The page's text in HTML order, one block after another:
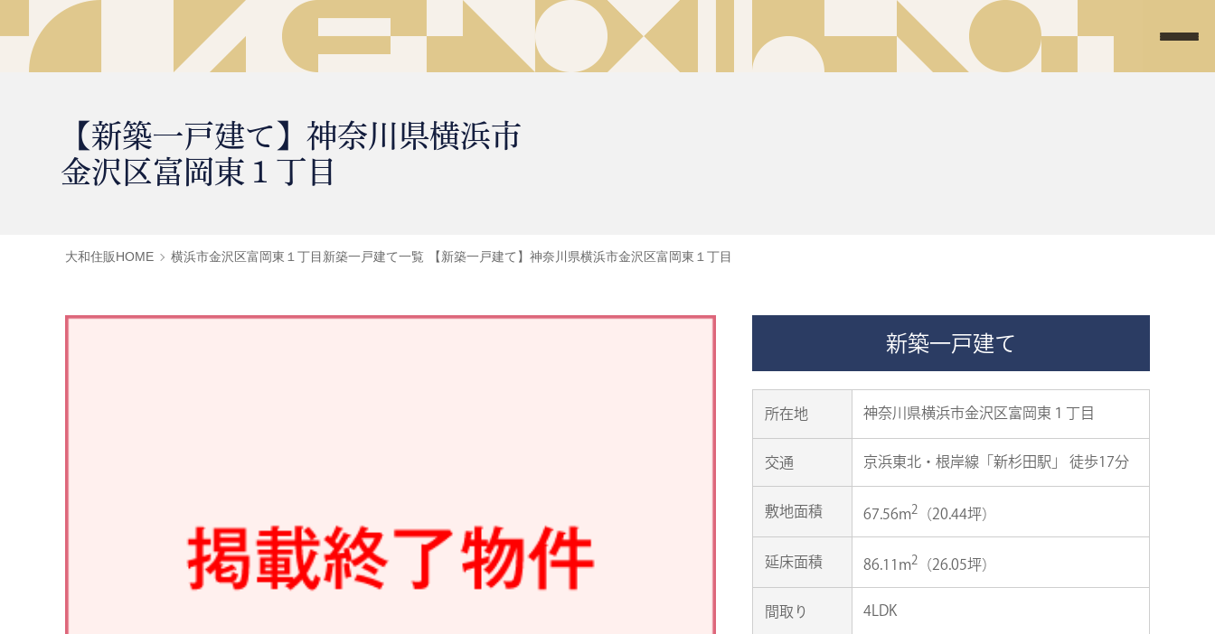
【新築一戸建て】神奈川県横浜市
金沢区富岡東１丁目
大和住販HOME 横浜市金沢区富岡東１丁目新築一戸建て一覧 【新築一戸建て】神奈川県横浜市金沢区富岡東１丁目
新築一戸建て
所在地 神奈川県横浜市金沢区富岡東１丁目
交通 京浜東北・根岸線「新杉田駅」 徒歩17分
敷地面積 67.56m2 （20.44坪）
延床面積 86.11m2 （26.05坪）
間取り 4LDK